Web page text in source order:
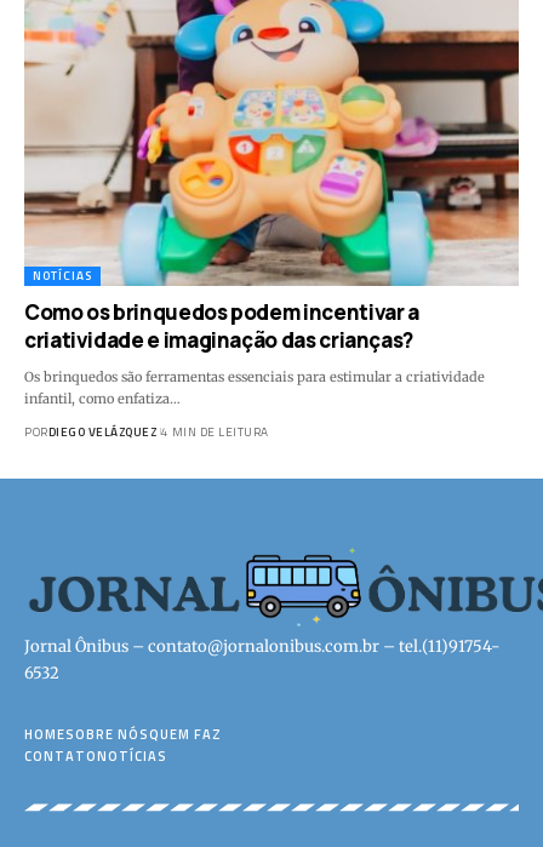
NOTÍCIAS
Como os brinquedos podem incentivar a
criatividade e imaginação das crianças?
Os brinquedos são ferramentas essenciais para estimular a criatividade
infantil, como enfatiza…
PORDIEGO VELÁZQUEZ 4 MIN DE LEITURA
Jornal Ônibus – contato@jornalonibus.com.br – tel.(11)91754-
6532
HOMESOBRE NÓSQUEM FAZ
CONTATONOTÍCIAS